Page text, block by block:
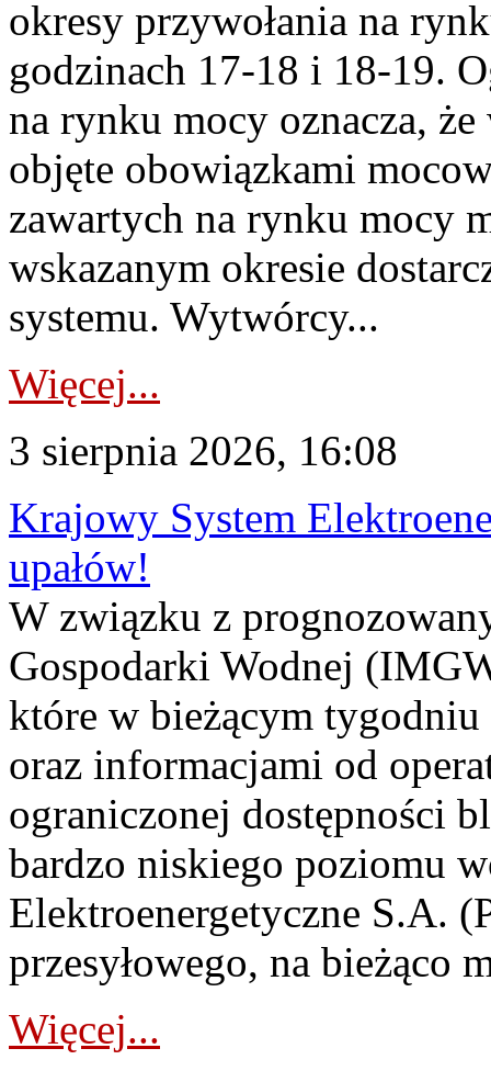
okresy przywołania na
godzinach 17-18 i 18-19.
na rynku mocy oznacza,
objęte obowiązkami
zawartych na rynku mocy
wskazanym okresie
systemu. Wytwórcy...
Więcej...
3 sierpnia 2026, 16:08
Krajowy System
upałów!
W związku z
Gospodarki Wodnej
które w bieżącym tygodniu
oraz informacjami od
ograniczonej dostępności
bardzo niskiego poziomu
Elektroenergetyczne S.A.
przesyłowego, na bieżąco
Więcej...